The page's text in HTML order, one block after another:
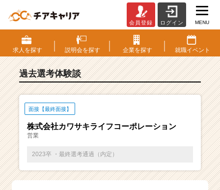
S・
選
考
験
ベ
チ
ー・
成
会員登録 ログイン MENU
求人を探す 説明会を探す 企業を探す 就職イベント
過去選考体験談
面接【最終面接】
株式会社カワサキライフコーポレーション
営業
2023卒 ・最終選考通過（内定）